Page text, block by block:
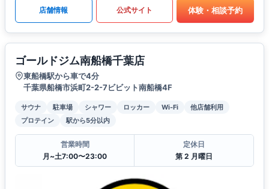
店舗情報 公式サイト 体験・相談予約
ゴールドジム南船橋千葉店
東船橋駅から車で4分
千葉県船橋市浜町2-2-7ビビット南船橋4F
サウナ 駐車場 シャワー ロッカー Wi-Fi
他店舗利用
プロテイン
駅から5分以内
営業時間
月~土7:00〜23:00
定休日
第 2 月曜日